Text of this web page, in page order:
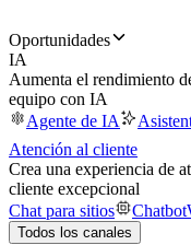
Oportunidades
IA
Aumenta el rendimiento
equipo con IA
Agente de IA
Atención al cliente
Crea una experiencia de
cliente excepcional
Chat para sitios
Chatbot
Todos los canales